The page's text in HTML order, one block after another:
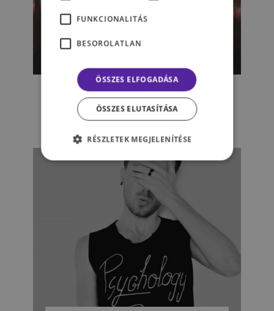
Kérdezz, hogy emlékezzenek
FUNKCIONALITÁS
BESOROLATLAN
ÖSSZES ELFOGADÁSA
ÖSSZES ELUTASÍTÁSA
RÉSZLETEK MEGJELENÍTÉSE